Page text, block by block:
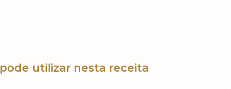
utilizar nesta receita